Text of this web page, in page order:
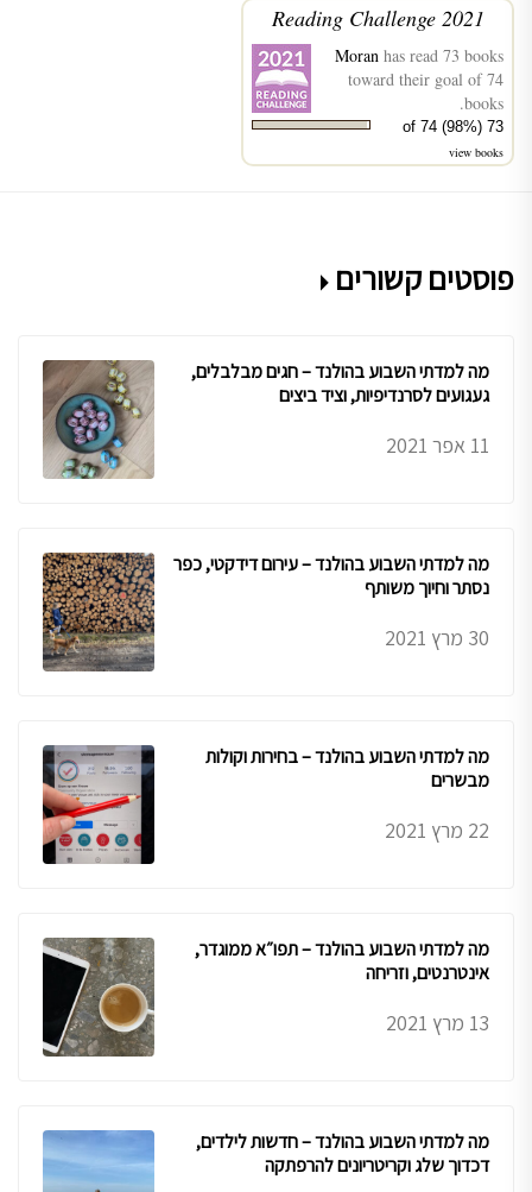
2021 Reading Challenge
Moran has read 73 books
toward their goal of 74
books.
73 of 74 (98%)
view books
פוסטים קשורים
מה למדתי השבוע בהולנד – חגים מבלבלים,
געגועים לסרנדיפיות, וציד ביצים
11 אפר 2021
מה למדתי השבוע בהולנד – עירום דידקטי, כפר
נסתר וחיוך משותף
30 מרץ 2021
מה למדתי השבוע בהולנד – בחירות וקולות
מבשרים
22 מרץ 2021
מה למדתי השבוע בהולנד – תפו״א ממוגדר,
אינטרנטים, וזריחה
13 מרץ 2021
מה למדתי השבוע בהולנד – חדשות לילדים,
דכדוך שלג וקריטריונים להרפתקה